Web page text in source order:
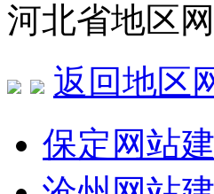
河北省地区
返回地区
保定网站